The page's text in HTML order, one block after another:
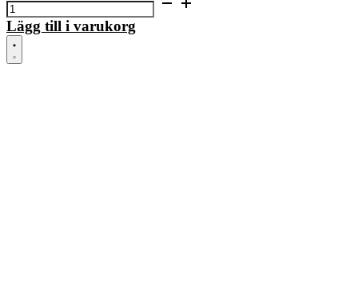
Lägg till i varukorg